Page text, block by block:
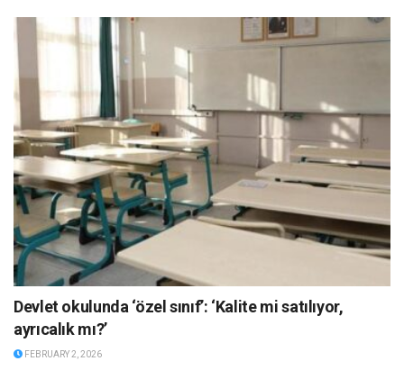
Devlet okulunda ‘özel sınıf’: ‘Kalite mi satılıyor,
ayrıcalık mı?’
FEBRUARY 2, 2026